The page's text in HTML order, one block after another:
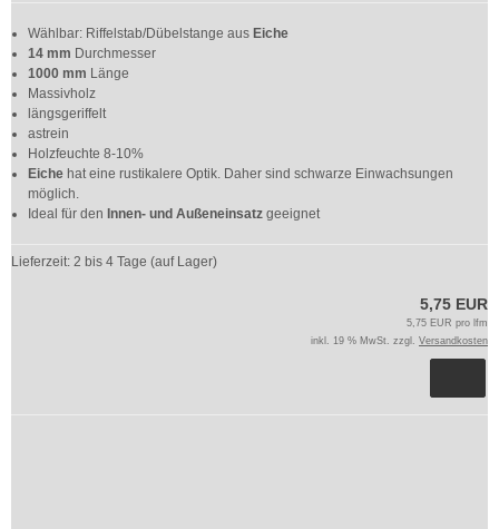
Wählbar: Riffelstab/Dübelstange aus Eiche
14 mm Durchmesser
1000 mm Länge
Massivholz
längsgeriffelt
astrein
Holzfeuchte 8-10%
Eiche hat eine rustikalere Optik. Daher sind schwarze Einwachsungen
möglich.
Ideal für den Innen- und Außeneinsatz geeignet
Lieferzeit: 2 bis 4 Tage (auf Lager)
5,75 EUR
5,75 EUR pro lfm
inkl. 19 % MwSt. zzgl. Versandkosten